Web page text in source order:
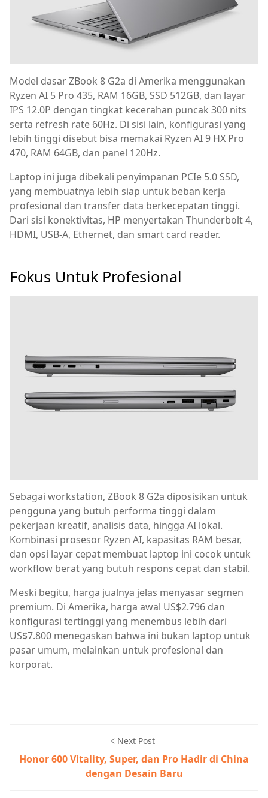
Model dasar ZBook 8 G2a di Amerika menggunakan
Ryzen AI 5 Pro 435, RAM 16GB, SSD 512GB, dan layar
IPS 12.0P dengan tingkat kecerahan puncak 300 nits
serta refresh rate 60Hz. Di sisi lain, konfigurasi yang
lebih tinggi disebut bisa memakai Ryzen AI 9 HX Pro
470, RAM 64GB, dan panel 120Hz.
Laptop ini juga dibekali penyimpanan PCIe 5.0 SSD,
yang membuatnya lebih siap untuk beban kerja
profesional dan transfer data berkecepatan tinggi.
Dari sisi konektivitas, HP menyertakan Thunderbolt 4,
HDMI, USB-A, Ethernet, dan smart card reader.
Fokus Untuk Profesional
Sebagai workstation, ZBook 8 G2a diposisikan untuk
pengguna yang butuh performa tinggi dalam
pekerjaan kreatif, analisis data, hingga AI lokal.
Kombinasi prosesor Ryzen AI, kapasitas RAM besar,
dan opsi layar cepat membuat laptop ini cocok untuk
workflow berat yang butuh respons cepat dan stabil.
Meski begitu, harga jualnya jelas menyasar segmen
premium. Di Amerika, harga awal US$2.796 dan
konfigurasi tertinggi yang menembus lebih dari
US$7.800 menegaskan bahwa ini bukan laptop untuk
pasar umum, melainkan untuk profesional dan
korporat.
Next Post
Honor 600 Vitality, Super, dan Pro Hadir di China
dengan Desain Baru